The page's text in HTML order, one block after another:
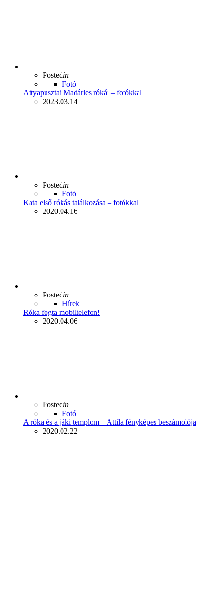
Postedin
Fotó
Attyapusztai Madárles rókái – fotókkal
2023.03.14
Postedin
Fotó
Kata első rókás találkozása – fotókkal
2020.04.16
Postedin
Hírek
Róka fogta mobiltelefon!
2020.04.06
Postedin
Fotó
A róka és a jáki templom – Attila fényképes beszámolója
2020.02.22